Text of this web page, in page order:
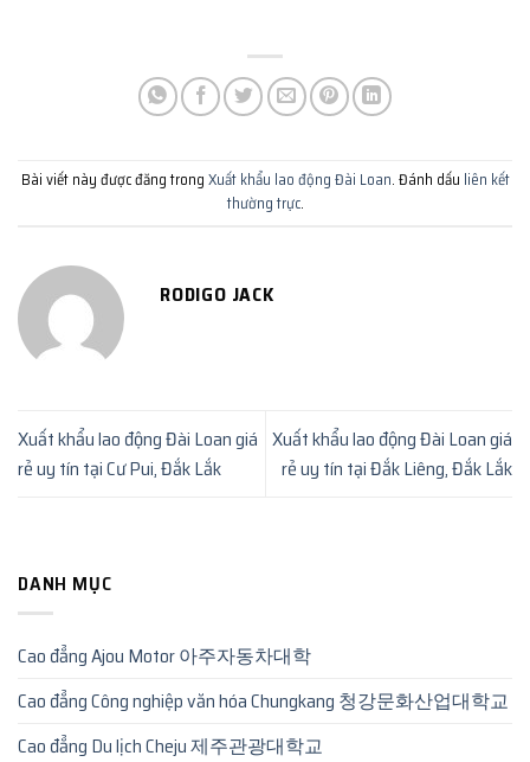
Bài viết này được đăng trongXuất khẩu lao động Đài Loan. Đánh dấu liên kết
thường trực.
RODIGO JACK
Xuất khẩu lao động Đài Loan giá
rẻ uy tín tại Cư Pui, Đắk Lắk
Xuất khẩu lao động Đài Loan giá
rẻ uy tín tại Đắk Liêng, Đắk Lắk
DANH MỤC
Cao đẳng Ajou Motor 아주자동차대학
Cao đẳng Công nghiệp văn hóa Chungkang 청강문화산업대학교
Cao đẳng Du lịch Cheju 제주관광대학교